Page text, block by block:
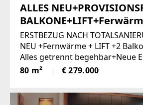
ALLES
(Provisionsfrei)
ERSTBEZUG NACH
NEU +Fernwärme + LIFT +2
Alles getrennt begehbar+Neue
Türen+Neues Bad+Neuer
80 m² € 279.000